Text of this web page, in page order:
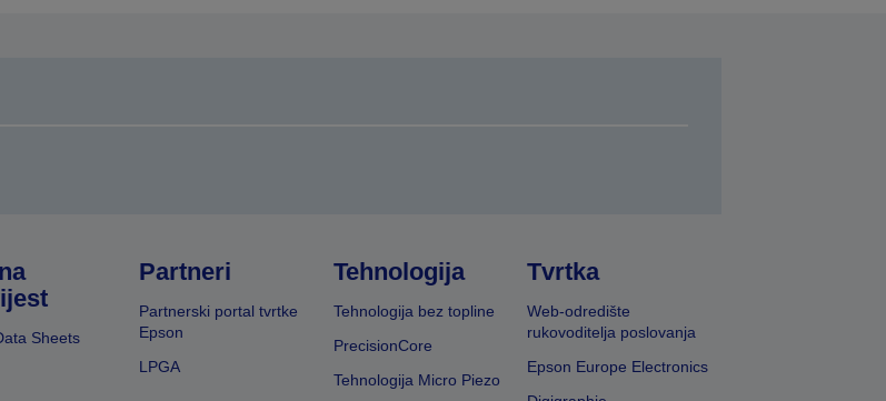
Sheets
Partneri
Partnerski portal tvrtke
Epson
LPGA
Tehnologija
Tehnologija bez topline
PrecisionCore
Tehnologija Micro Piezo
Tvrtka
Web-odredište
rukovoditelja poslovanja
Epson Europe Electronics